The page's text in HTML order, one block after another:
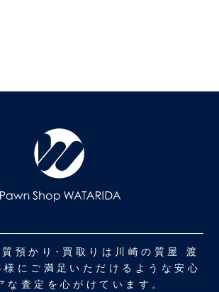
預かり･買取りは川崎の質屋 渡
にご満足いただけるような安心
な査定を心がけています。